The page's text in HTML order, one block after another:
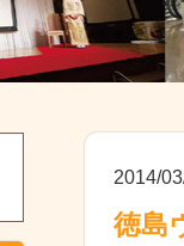
2014/
徳島